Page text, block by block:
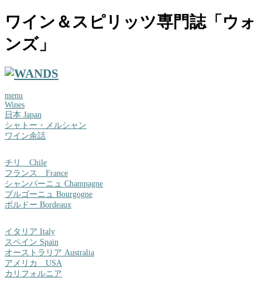
ワイン＆スピリッツ専門誌「ウォ
ンズ」
menu
Wines
日本 Japan
シャトー・メルシャン
ワイン余話
チリ Chile
フランス France
シャンパーニュ Champagne
ブルゴーニュ Bourgogne
ボルドー Bordeaux
イタリア Italy
スペイン Spain
オーストラリア Australia
アメリカ USA
カリフォルニア